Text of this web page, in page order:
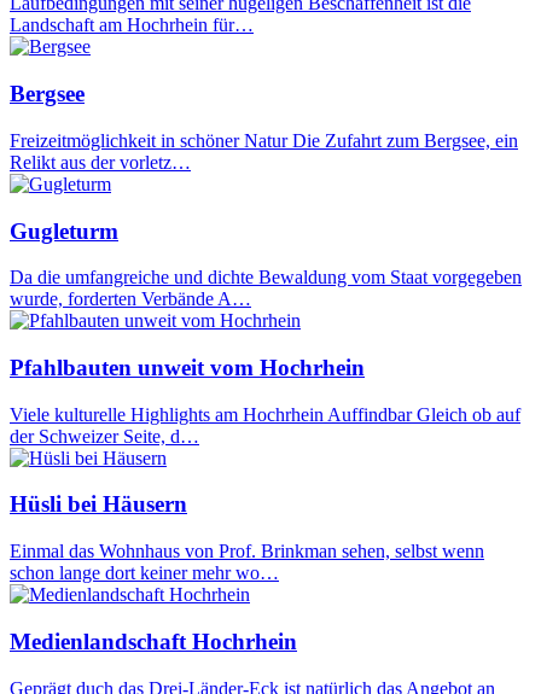
Landschaft am Hochrhein für…
Bergsee
Freizeitmöglichkeit in schöner Natur Die Zufahrt zum Bergsee, ein
Relikt aus der vorletz…
Gugleturm
Da die umfangreiche und dichte Bewaldung vom Staat vorgegeben
wurde, forderten Verbände A…
Pfahlbauten unweit vom Hochrhein
Viele kulturelle Highlights am Hochrhein Auffindbar Gleich ob auf
der Schweizer Seite, d…
Hüsli bei Häusern
Einmal das Wohnhaus von Prof. Brinkman sehen, selbst wenn
schon lange dort keiner mehr wo…
Medienlandschaft Hochrhein
Geprägt duch das Drei-Länder-Eck ist natürlich das Angebot an